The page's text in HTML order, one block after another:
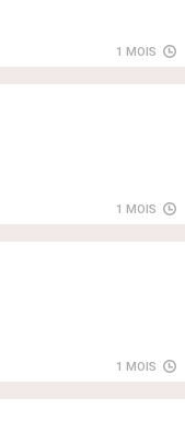
1 MOIS
1 MOIS
1 MOIS